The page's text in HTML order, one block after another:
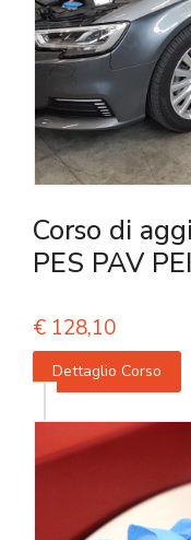
Corso di
PES PAV PEI
€ 128,10
Dettaglio Corso